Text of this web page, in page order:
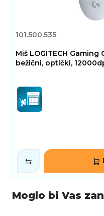
101.500.535
Miš LOGITECH
bežični, optički,
Moglo bi Vas